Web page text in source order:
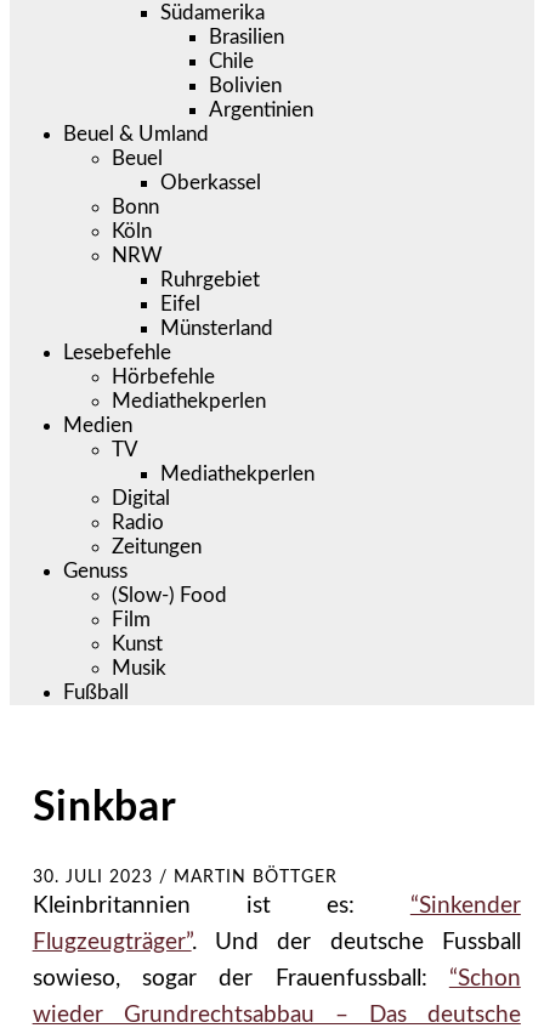
Südamerika
Brasilien
Chile
Bolivien
Argentinien
Beuel & Umland
Beuel
Oberkassel
Bonn
Köln
NRW
Ruhrgebiet
Eifel
Münsterland
Lesebefehle
Hörbefehle
Mediathekperlen
Medien
TV
Mediathekperlen
Digital
Radio
Zeitungen
Genuss
(Slow-) Food
Film
Kunst
Musik
Fußball
Sinkbar
30. JULI 2023 / MARTIN BÖTTGER
Kleinbritannien ist es: “Sinkender
Flugzeugträger”. Und der deutsche Fussball
sowieso, sogar der Frauenfussball: “Schon
wieder Grundrechtsabbau – Das deutsche